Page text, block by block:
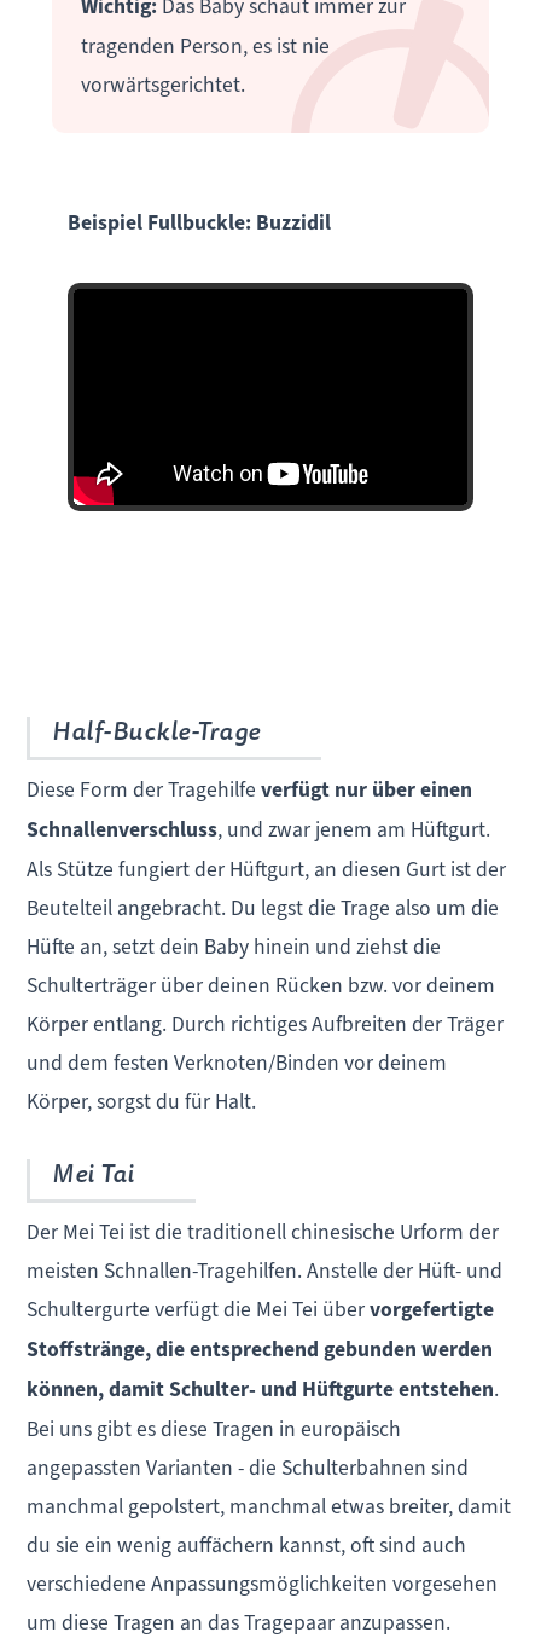
Wichtig: Das Baby schaut immer zur
tragenden Person, es ist nie
vorwärtsgerichtet.
Beispiel Fullbuckle: Buzzidil
Half-Buckle-Trage
Diese Form der Tragehilfeverfügt nur über einen
Schnallenverschluss, und zwar jenem am Hüftgurt.
Als Stütze fungiert der Hüftgurt, an diesen Gurt ist der
Beutelteil angebracht. Du legst die Trage also um die
Hüfte an, setzt dein Baby hinein und ziehst die
Schulterträger über deinen Rücken bzw. vor deinem
Körper entlang. Durch richtiges Aufbreiten der Träger
und dem festen Verknoten/Binden vor deinem
Körper, sorgst du für Halt.
Mei Tai
Der Mei Tei ist die traditionell chinesische Urform der
meisten Schnallen-Tragehilfen. Anstelle der Hüft- und
Schultergurte verfügt die Mei Tei übervorgefertigte
Stoffstränge, die entsprechend gebunden werden
können, damit Schulter- und Hüftgurte entstehen.
Bei uns gibt es diese Tragen in europäisch
angepassten Varianten - die Schulterbahnen sind
manchmal gepolstert, manchmal etwas breiter, damit
du sie ein wenig auffächern kannst, oft sind auch
verschiedene Anpassungsmöglichkeiten vorgesehen
um diese Tragen an das Tragepaar anzupassen.